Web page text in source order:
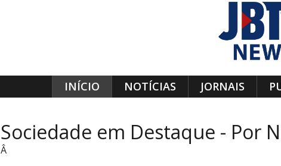
INÍCIO NOTÍCIAS JORNAIS
Sociedade em Destaque - Por
Â